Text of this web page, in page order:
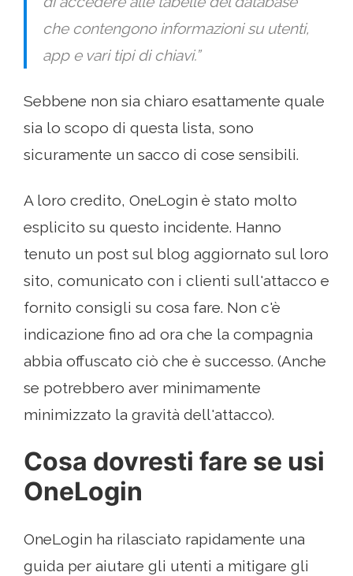
che contengono informazioni su utenti,
app e vari tipi di chiavi.”
Sebbene non sia chiaro esattamente quale
sia lo scopo di questa lista, sono
sicuramente un sacco di cose sensibili.
A loro credito, OneLogin è stato molto
esplicito su questo incidente. Hanno
tenuto un post sul blog aggiornato sul loro
sito, comunicato con i clienti sull'attacco e
fornito consigli su cosa fare. Non c'è
indicazione fino ad ora che la compagnia
abbia offuscato ciò che è successo. (Anche
se potrebbero aver minimamente
minimizzato la gravità dell'attacco).
Cosa dovresti fare se usi
OneLogin
OneLogin ha rilasciato rapidamente una
guida per aiutare gli utenti a mitigare gli